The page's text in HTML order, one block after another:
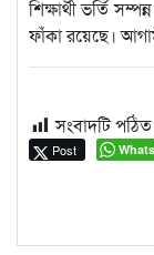
শিক্ষার্থী ভর্তি
ফাঁকা রয়েছে।
সংবাদটি
Post